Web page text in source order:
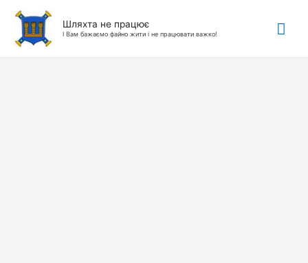
Шляхта не працює
І Вам бажаємо файно жити і не працювати важко!